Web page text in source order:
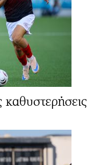
καθυστερήσεις